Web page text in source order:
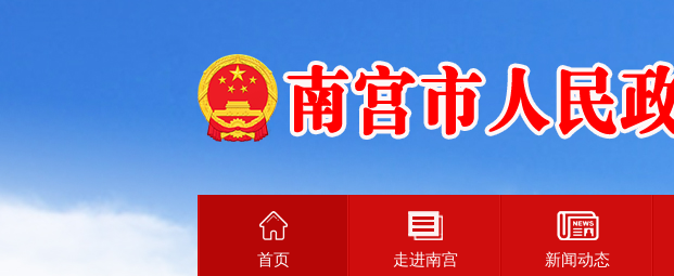
首页 走进南宫 新闻动态